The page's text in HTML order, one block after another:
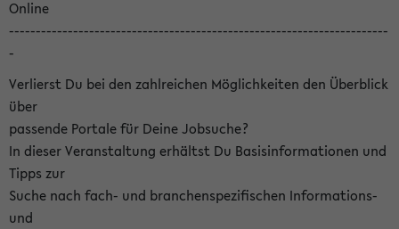
Online
-----------------------------------------------------------------------
-
Verlierst Du bei den zahlreichen Möglichkeiten den Überblick
über
passende Portale für Deine Jobsuche?
In dieser Veranstaltung erhältst Du Basisinformationen und
Tipps zur
Suche nach fach- und branchenspezifischen Informations-
und